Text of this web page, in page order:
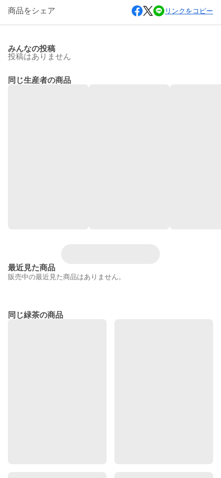
商品をシェア リンクをコピー
みんなの投稿
投稿はありません
同じ生産者の商品
最近見た商品
販売中の最近見た商品はありません。
同じ緑茶の商品